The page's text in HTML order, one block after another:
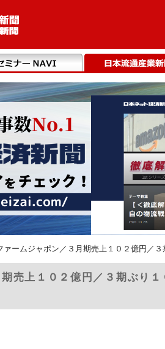
ァームジャポン／３月期売上１０２億円／３
売上１０２億円／３期ぶり１